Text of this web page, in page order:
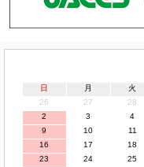
日
月 火
26
27 28
2
3 4
9
10 11
16
17 18
23
24 25